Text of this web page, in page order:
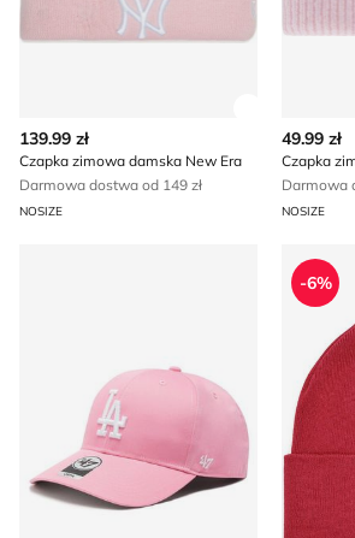
139.99 zł
Czapka zimowa damska New Era
Darmowa dostwa od 149 zł
NOSIZE
49.99 zł
Darmowa
NOSIZE
Czapka z daszkiem damska 47 Brand
-6%